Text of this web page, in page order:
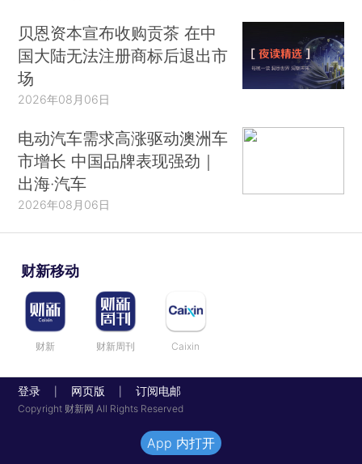
贝恩资本宣布收购贡茶 在中
国大陆无法注册商标后退出市
场
2026年08月06日
电动汽车需求高涨驱动澳洲车
市增长 中国品牌表现强劲｜
出海·汽车
2026年08月06日
财新移动
财新 财新周刊 Caixin
登录 网页版 订阅电邮
Copyright 财新网 All Rights Reserved
App 内打开